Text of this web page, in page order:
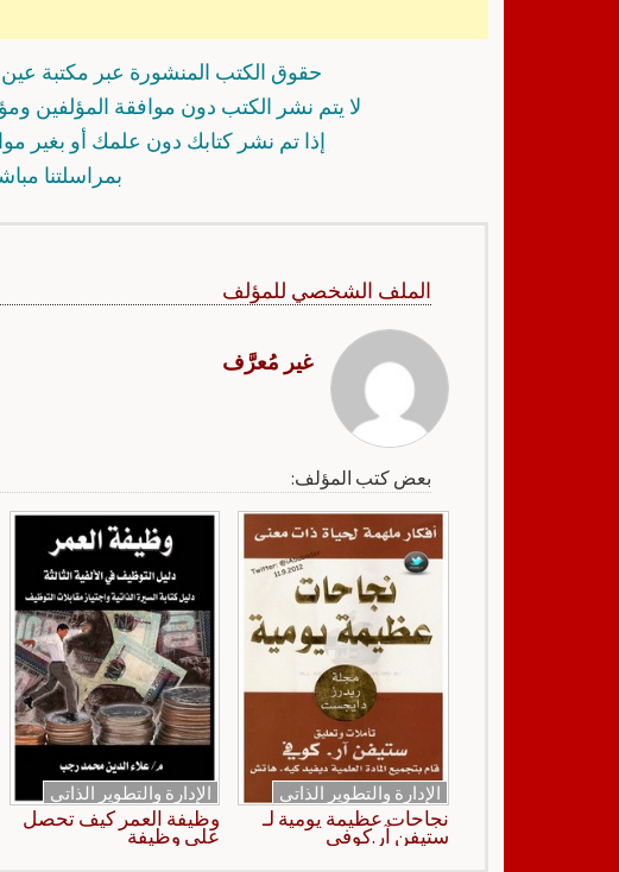
حقوق الكتب المنشورة عبر مكتبة
لا يتم نشر الكتب دون موافقة المؤلفين
إذا تم نشر كتابك دون علمك أو بغير
بمراسلتنا
الملف الشخصي للمؤلف
غير مُعرَّف
بعض كتب المؤلف:
الإدارة والتطوير الذاتي
نجاحات عظيمة يومية لـ
ستيفن آر.كوفي
الإدارة والتطوير الذاتي
وظيفة العمر كيف تحصل
على وظيفة